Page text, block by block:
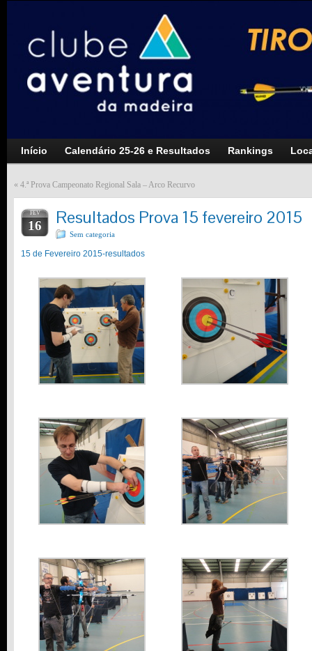
Início Calendário 25-26 e Resultados Rankings
« 4.ª Prova Campeonato Regional Sala – Arco Recurvo
FEV
16 Resultados Prova 15 fevereiro 2015
Sem categoria
15 de Fevereiro 2015-resultados